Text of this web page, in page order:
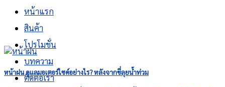
หน้าแรก
สินค้า
โปรโมชั่น
บทความ
ติดต่อเรา
หน้าฝน ดูแลมอเตอร์ไซค์อย่างไร? หลังจากขี่ลุยน้ำท่วม